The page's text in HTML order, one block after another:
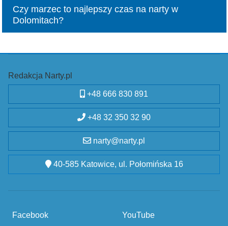
Czy marzec to najlepszy czas na narty w
Dolomitach?
Redakcja Narty.pl
+48 666 830 891
+48 32 350 32 90
narty@narty.pl
40-585 Katowice, ul. Połomińska 16
Facebook YouTube